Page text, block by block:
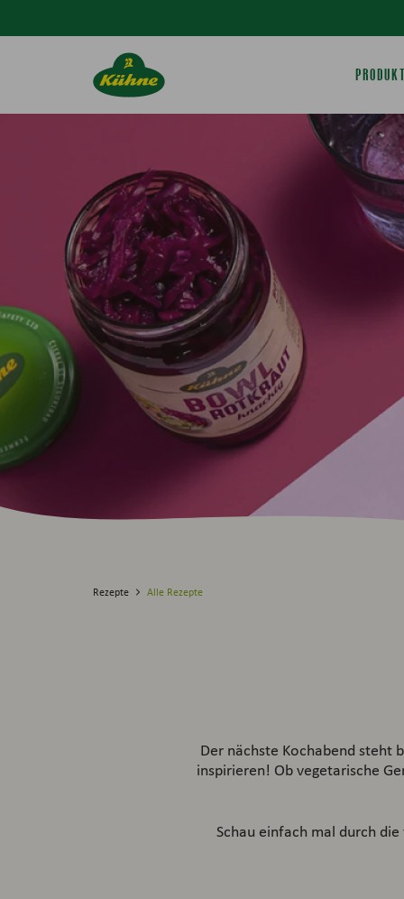
Springe zum Hauptinhalt
Rezepte Alle Rezepte
Der nächste Kochabend steht
inspirieren! Ob vegetarische
Schau einfach mal durch